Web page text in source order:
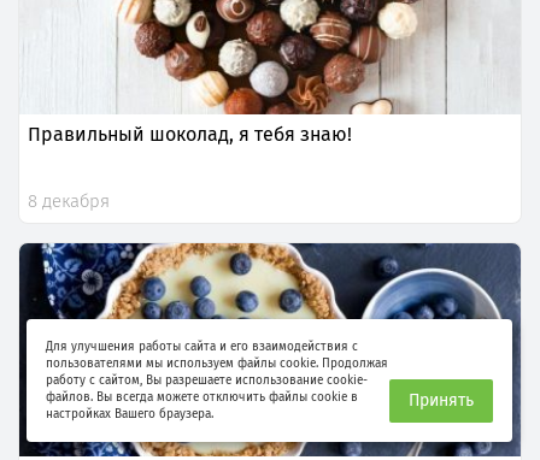
Правильный шоколад, я тебя знаю!
8 декабря
Для улучшения работы сайта и его взаимодействия с
пользователями мы используем файлы cookie. Продолжая
работу с сайтом, Вы разрешаете использование cookie-
файлов. Вы всегда можете отключить файлы cookie в
настройках Вашего браузера.
Принять